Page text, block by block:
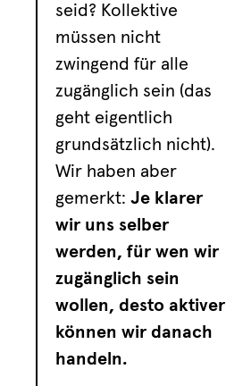
seid? Kollektive
müssen nicht
zwingend für alle
zugänglich sein (das
geht eigentlich
grundsätzlich nicht).
Wir haben aber
gemerkt: Je klarer
wir uns selber
werden, für wen wir
zugänglich sein
wollen, desto aktiver
können wir danach
handeln.